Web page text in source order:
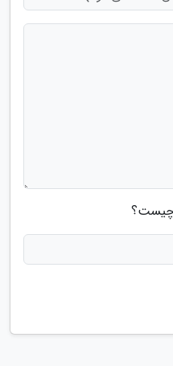
چیست؟